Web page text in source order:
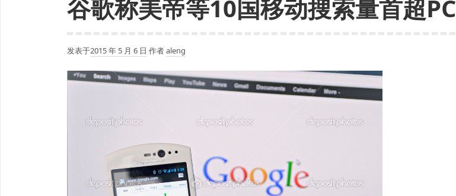
谷歌称美帝等10国移动搜索量首超PC
发表于2015 年 5 月 6 日 作者aleng